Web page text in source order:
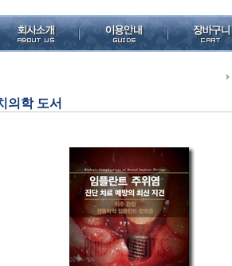
의학 도서